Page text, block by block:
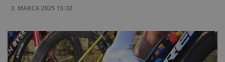
3. MARCA 2025 15:32